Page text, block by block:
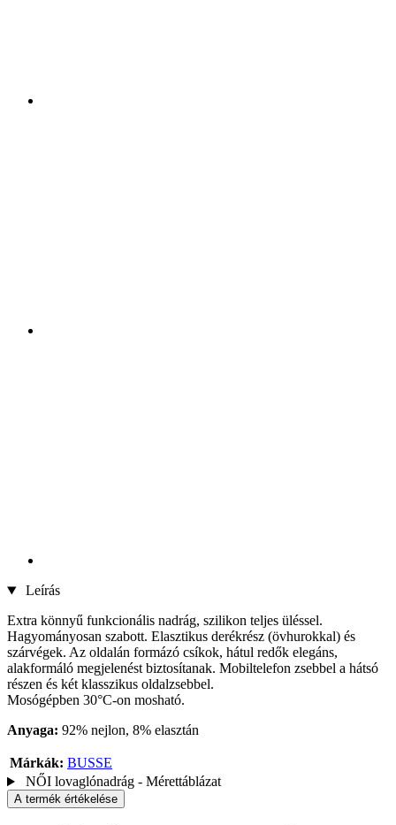
Leírás
Extra könnyű funkcionális nadrág, szilikon teljes üléssel.
Hagyományosan szabott. Elasztikus derékrész (övhurokkal) és
szárvégek. Az oldalán formázó csíkok, hátul redők elegáns,
alakformáló megjelenést biztosítanak. Mobiltelefon zsebbel a hátsó
részen és két klasszikus oldalzsebbel.
Mosógépben 30°C-on mosható.
Anyaga: 92% nejlon, 8% elasztán
Márkák: BUSSE
NŐI lovaglónadrág - Mérettáblázat
A termék értékelése